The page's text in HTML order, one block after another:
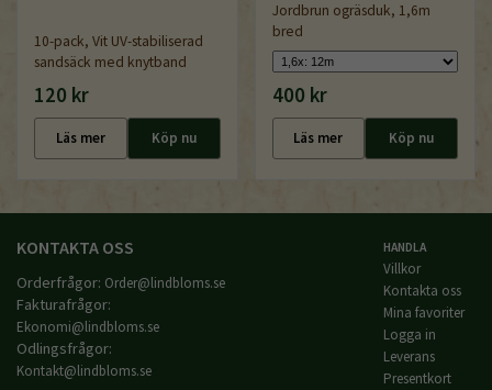
10-pack, Vit UV-stabiliserad
sandsäck med knytband
120 kr
Läs mer Köp nu
Jordbrun ogräsduk, 1,6m
bred
400 kr
Läs mer Köp nu
KONTAKTA OSS
Orderfrågor: Order@lindbloms.se
Fakturafrågor:
Ekonomi@lindbloms.se
Odlingsfrågor:
Kontakt@lindbloms.se
HANDLA
Villkor
Kontakta oss
Mina favoriter
Logga in
Leverans
Presentkort